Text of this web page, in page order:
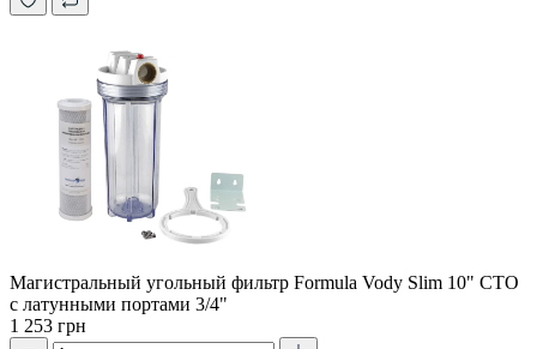
Магистральный угольный фильтр Formula Vody Slim 10" CTO
с латунными портами 3/4"
1 253 грн